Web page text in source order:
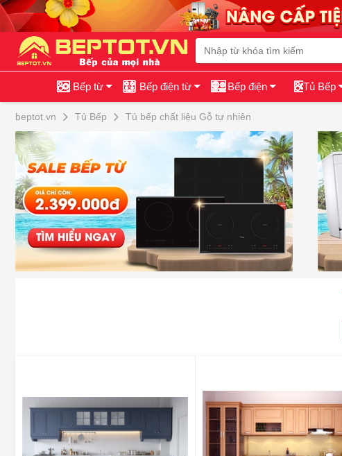
Bếp từ Bếp điện từ Bếp điện Tủ Bếp
beptot.vn Tủ Bếp Tủ bếp chất liệu Gỗ tự nhiên